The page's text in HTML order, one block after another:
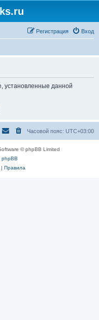
Вход
Регистрация
установленные данной
Часовой пояс: UTC+03:00
© phpBB Limited
phpBB
Правила